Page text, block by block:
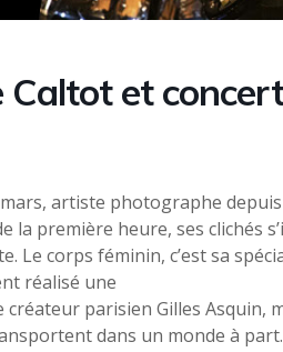
et
artiste photographe
la première heure, ses clichés
Le corps féminin, c’est sa
réalisé une
parisien Gilles Asquin,
dans un monde à